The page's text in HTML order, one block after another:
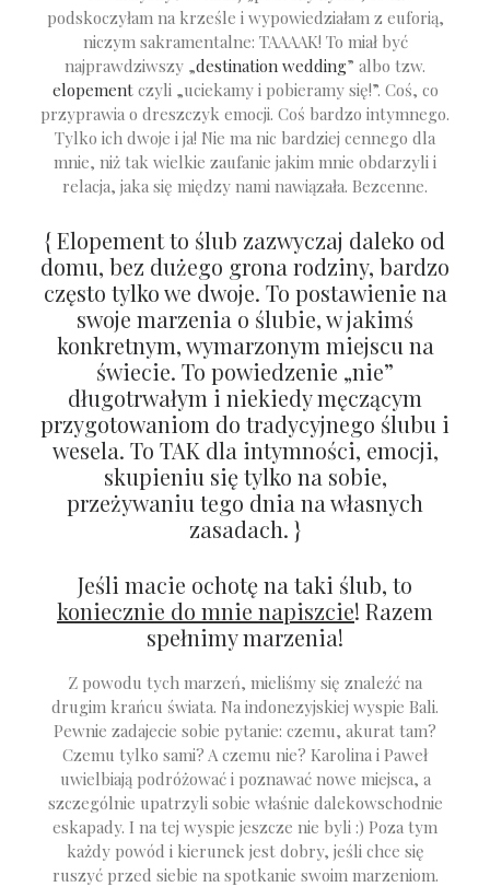
podskoczyłam na krześle i wypowiedziałam z euforią,
niczym sakramentalne: TAAAAK! To miał być
najprawdziwszy „destination wedding” albo tzw.
elopementczyli „uciekamy i pobieramy się!”. Coś, co
przyprawia o dreszczyk emocji. Coś bardzo intymnego.
Tylko ich dwoje i ja! Nie ma nic bardziej cennego dla
mnie, niż tak wielkie zaufanie jakim mnie obdarzyli i
relacja, jaka się między nami nawiązała. Bezcenne.
{ Elopement to ślub zazwyczaj daleko od
domu, bez dużego grona rodziny, bardzo
często tylko we dwoje. To postawienie na
swoje marzenia o ślubie, w jakimś
konkretnym, wymarzonym miejscu na
świecie. To powiedzenie „nie”
długotrwałym i niekiedy męczącym
przygotowaniom do tradycyjnego ślubu i
wesela. To TAK dla intymności, emocji,
skupieniu się tylko na sobie,
przeżywaniu tego dnia na własnych
zasadach. }
Jeśli macie ochotę na taki ślub, to
koniecznie do mnie napiszcie! Razem
spełnimy marzenia!
Z powodu tych marzeń, mieliśmy się znaleźć na
drugim krańcu świata. Na indonezyjskiej wyspie Bali.
Pewnie zadajecie sobie pytanie: czemu, akurat tam?
Czemu tylko sami? A czemu nie? Karolina i Paweł
uwielbiają podróżować i poznawać nowe miejsca, a
szczególnie upatrzyli sobie właśnie dalekowschodnie
eskapady. I na tej wyspie jeszcze nie byli :) Poza tym
każdy powód i kierunek jest dobry, jeśli chce się
ruszyć przed siebie na spotkanie swoim marzeniom.